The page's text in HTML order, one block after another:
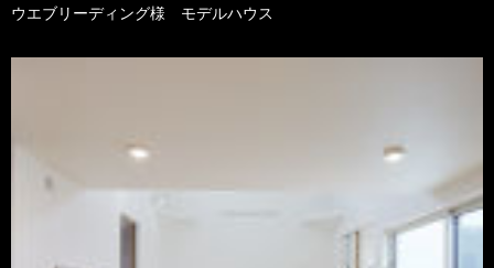
ウエブリーディング様 モデルハウス